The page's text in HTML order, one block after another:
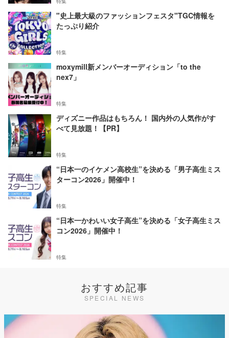
"史上最大級のファッションフェスタ"TGC情報を
たっぷり紹介
特集
moxymill新メンバーオーディション「to the
nex7」
特集
ディズニー作品はもちろん！ 国内外の人気作がす
べて見放題！【PR】
特集
“日本一のイケメン高校生”を決める「男子高生ミス
ターコン2026」開催中！
特集
“日本一かわいい女子高生”を決める「女子高生ミス
コン2026」開催中！
特集
おすすめ記事
SPECIAL NEWS